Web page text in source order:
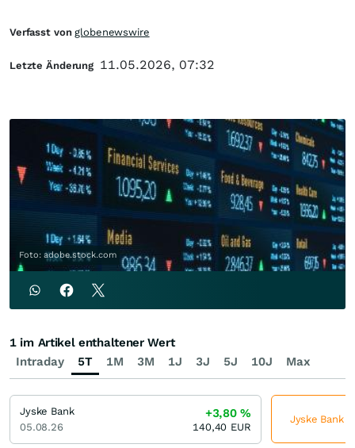
Foto: adobe.stock.com
Verfasst vonglobenewswire
Letzte Änderung 11.05.2026, 07:32
Intraday 5T 1M 3M 1J 3J 5J 10J Max
1 im Artikel enthaltener Wert
Jyske Bank
05.08.26
+3,80%
140,40 EUR
Jyske Bank